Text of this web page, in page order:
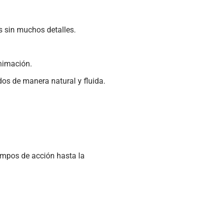
sin muchos detalles.
de manera natural y fluida.
de acción hasta la